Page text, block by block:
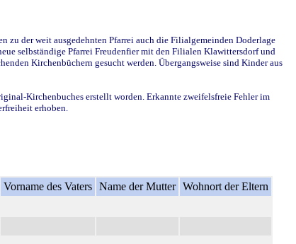
zu der weit ausgedehnten Pfarrei auch die Filialgemeinden Doderlage
selbständige Pfarrei Freudenfier mit den Filialen Klawittersdorf und
Kirchenbüchern gesucht werden. Übergangsweise sind Kinder aus
Kirchenbuches erstellt worden. Erkannte zweifelsfreie Fehler im
erhoben.
Vorname des Vaters Name der Mutter Wohnort der Eltern